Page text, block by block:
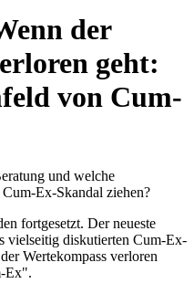
der
geht:
von Cum-
und welche
Ex-Skandal ziehen?
fortgesetzt. Der neueste
vielseitig diskutierten Cum-Ex-
Wertekompass verloren
Ex".